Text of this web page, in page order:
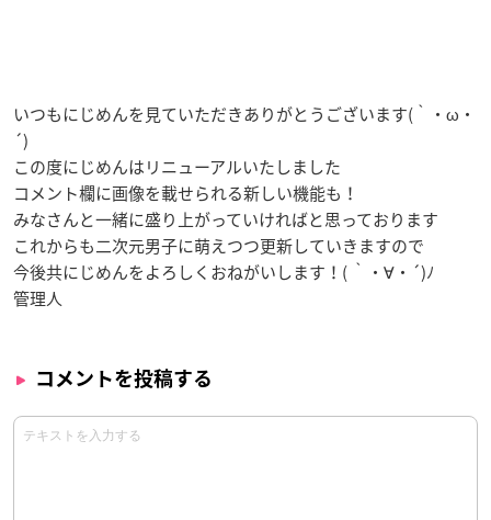
いつもにじめんを見ていただきありがとうございます(｀・ω・
´)
この度にじめんはリニューアルいたしました
コメント欄に画像を載せられる新しい機能も！
みなさんと一緒に盛り上がっていければと思っております
これからも二次元男子に萌えつつ更新していきますので
今後共にじめんをよろしくおねがいします！( ｀・∀・´)ﾉ
管理人
コメントを投稿する